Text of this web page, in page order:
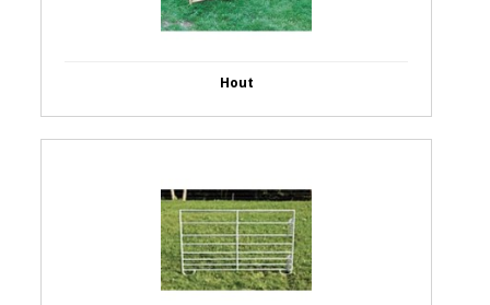
Hout